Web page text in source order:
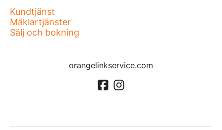
Kundtjänst
Mäklartjänster
Sälj och bokning
orangelinkservice.com